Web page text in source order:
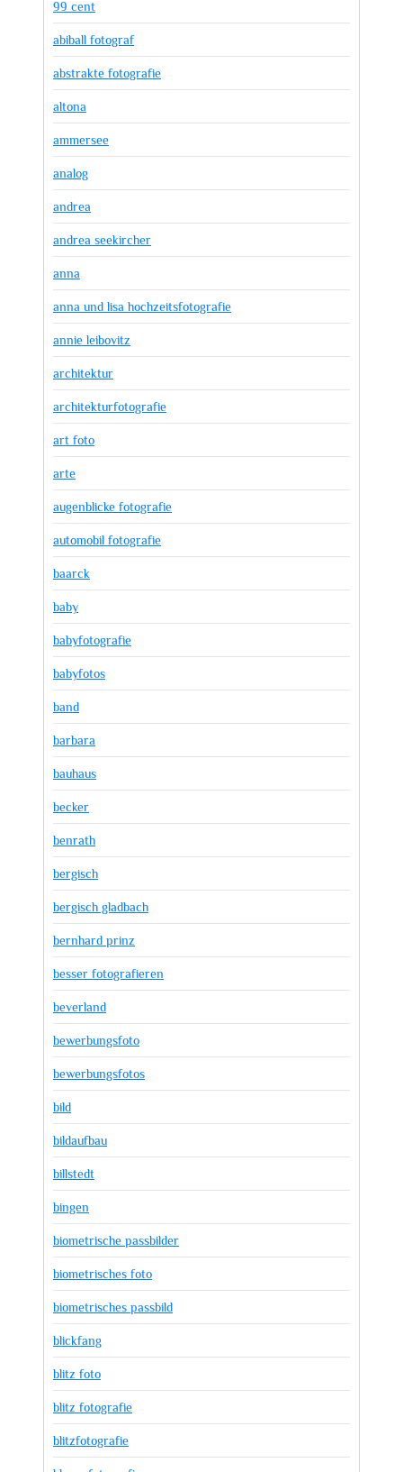
99 cent
abiball fotograf
abstrakte fotografie
altona
ammersee
analog
andrea
andrea seekircher
anna
anna und lisa hochzeitsfotografie
annie leibovitz
architektur
architekturfotografie
art foto
arte
augenblicke fotografie
automobil fotografie
baarck
baby
babyfotografie
babyfotos
band
barbara
bauhaus
becker
benrath
bergisch
bergisch gladbach
bernhard prinz
besser fotografieren
beverland
bewerbungsfoto
bewerbungsfotos
bild
bildaufbau
billstedt
bingen
biometrische passbilder
biometrisches foto
biometrisches passbild
blickfang
blitz foto
blitz fotografie
blitzfotografie